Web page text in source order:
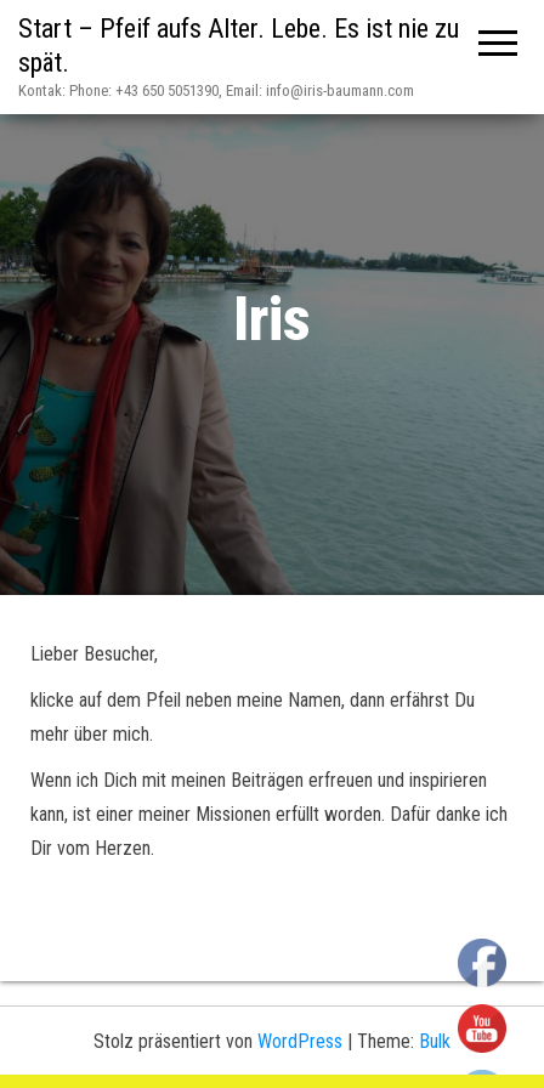
Start – Pfeif aufs Alter. Lebe. Es ist nie zu
spät.
Kontak: Phone: +43 650 5051390, Email: info@iris-baumann.com
Iris
Lieber Besucher,
klicke auf dem Pfeil neben meine Namen, dann erfährst Du
mehr über mich.
Wenn ich Dich mit meinen Beiträgen erfreuen und inspirieren
kann, ist einer meiner Missionen erfüllt worden. Dafür danke ich
Dir vom Herzen.
Stolz präsentiert von WordPress | Theme: Bulk